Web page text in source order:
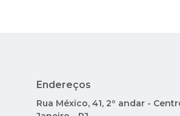
Endereços
Rua México, 41, 2º andar -